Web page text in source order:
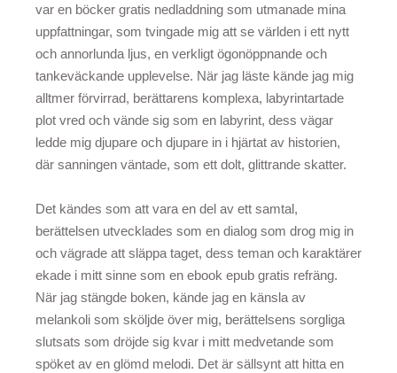
var en böcker gratis nedladdning som utmanade mina
uppfattningar, som tvingade mig att se världen i ett nytt
och annorlunda ljus, en verkligt ögonöppnande och
tankeväckande upplevelse. När jag läste kände jag mig
alltmer förvirrad, berättarens komplexa, labyrintartade
plot vred och vände sig som en labyrint, dess vägar
ledde mig djupare och djupare in i hjärtat av historien,
där sanningen väntade, som ett dolt, glittrande skatter.
Det kändes som att vara en del av ett samtal,
berättelsen utvecklades som en dialog som drog mig in
och vägrade att släppa taget, dess teman och karaktärer
ekade i mitt sinne som en ebook epub gratis refräng.
När jag stängde boken, kände jag en känsla av
melankoli som sköljde över mig, berättelsens sorgliga
slutsats som dröjde sig kvar i mitt medvetande som
spöket av en glömd melodi. Det är sällsynt att hitta en